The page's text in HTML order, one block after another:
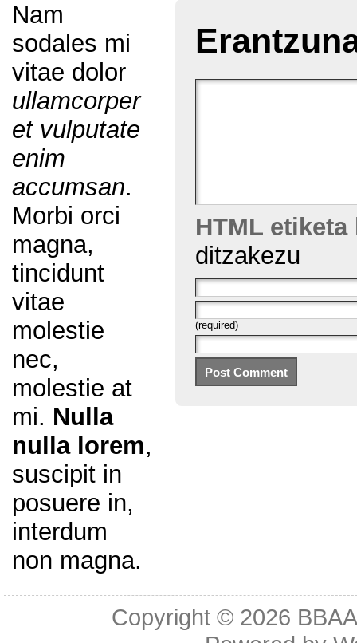
Nam
sodales mi
vitae dolor
ullamcorper
et vulputate
enim
accumsan.
Morbi orci
magna,
tincidunt
vitae
molestie
nec,
molestie at
mi. Nulla
nulla lorem,
suscipit in
posuere in,
interdum
non magna.
HTML etiketa
ditzakezu
(required)
Copyright © 2026